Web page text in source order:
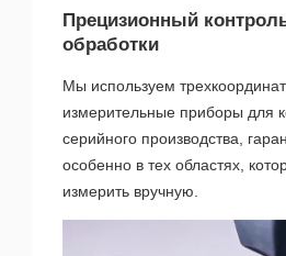
Прецизионный
обработки
Мы используем
измерительные приборы для
серийного производства,
особенно в тех областях,
измерить вручную.